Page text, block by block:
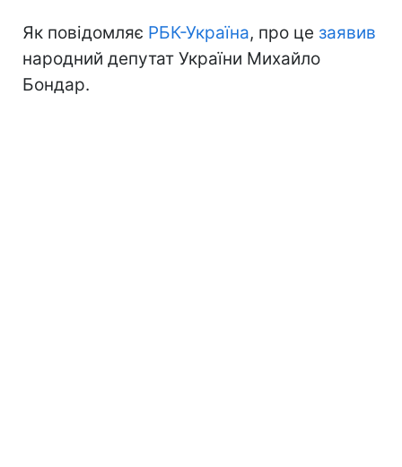
Як повідомляє РБК-Україна, про це заявив
народний депутат України Михайло
Бондар.